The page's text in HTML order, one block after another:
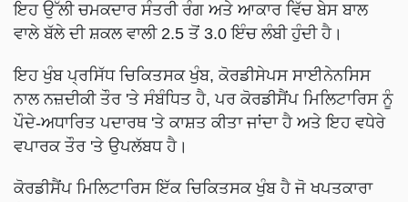
ਇਹ ਉੱਲੀ ਚਮਕਦਾਰ ਸੰਤਰੀ ਰੰਗ ਅਤੇ ਆਕਾਰ ਵਿੱਚ ਬੇਸ ਬਾਲ
ਵਾਲੇ ਬੱਲੇ ਦੀ ਸ਼ਕਲ ਵਾਲੀ 2.5 ਤੋਂ 3.0 ਇੰਚ ਲੰਬੀ ਹੁੰਦੀ ਹੈ।
ਇਹ ਖੁੰਬ ਪ੍ਰਸਿੱਧ ਚਿਕਿਤਸਕ ਖੁੰਬ, ਕੋਰਡੀਸੇਪਸ ਸਾਈਨੇਨਸਿਸ
ਨਾਲ ਨਜ਼ਦੀਕੀ ਤੌਰ 'ਤੇ ਸੰਬੰਧਿਤ ਹੈ, ਪਰ ਕੋਰਡੀਸੈਂਪ ਮਿਲਿਟਾਰਿਸ ਨੂੰ
ਪੌਦੇ-ਅਧਾਰਿਤ ਪਦਾਰਥ 'ਤੇ ਕਾਸ਼ਤ ਕੀਤਾ ਜਾਂਦਾ ਹੈ ਅਤੇ ਇਹ ਵਧੇਰੇ
ਵਪਾਰਕ ਤੌਰ 'ਤੇ ਉਪਲੱਬਧ ਹੈ।
ਕੋਰਡੀਸੈਂਪ ਮਿਲਿਟਾਰਿਸ ਇੱਕ ਚਿਕਿਤਸਕ ਖੁੰਬ ਹੈ ਜੋ ਖਪਤਕਾਰਾ